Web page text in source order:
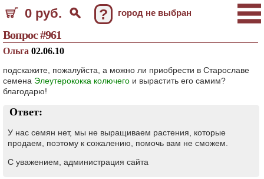
0 руб. ? город не выбран
Вопрос #961
Ольга 02.06.10
подскажите, пожалуйста, а можно ли приобрести в Старославе
семена Элеутерококка колючего и вырастить его самим?
благодарю!
Ответ:
У нас семян нет, мы не выращиваем растения, которые
продаем, поэтому к сожалению, помочь вам не сможем.
С уважением, администрация сайта